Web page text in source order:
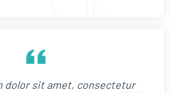
dolor sit amet, consectetur